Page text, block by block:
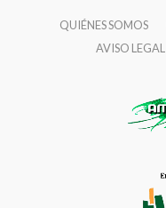
QUIÉNES SOMOS
AVISO LEGAL